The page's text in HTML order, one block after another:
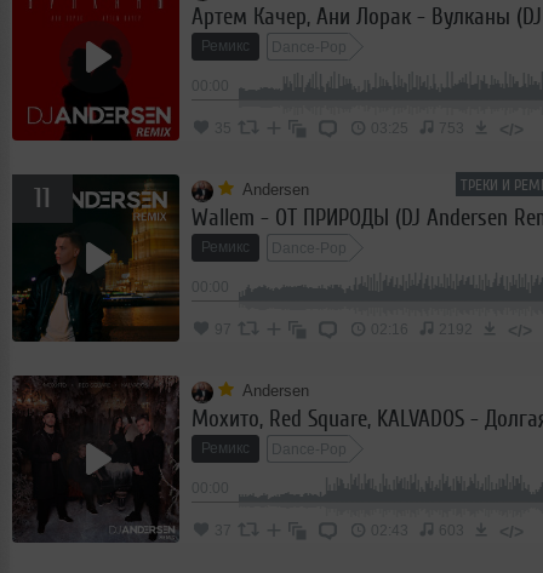
Ремикс Dance-Pop
35 03:25 753 </>
ТРЕКИ И
11 Andersen
Wallem - ОТ ПРИРОДЫ (DJ Andersen
Ремикс Dance-Pop
97 02:16 2192 </>
Andersen
Ремикс Dance-Pop
37 02:43 603 </>